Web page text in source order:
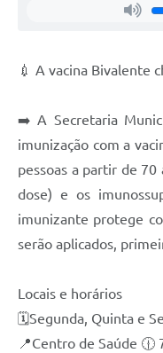
Gasoduto (Gás Natural)
Feriados Municipais
Bairros Rurais
Galeria de Fotos
Ouvidoria Municipal
Audiências Públicas
Arquivos para Download
💉 A vacina Bivalente
➡️ A Secretaria
imunização com a
pessoas a partir de 70
dose) e os
imunizante protege
serão aplicados,
Locais e horários
🗓Segunda, Quinta e
📍Centro de Saúde 🕧